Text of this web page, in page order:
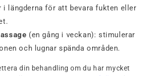
i längderna för att bevara fukten eller
(en gång i veckan): stimulerar
och lugnar spända områden.
din behandling om du har mycket